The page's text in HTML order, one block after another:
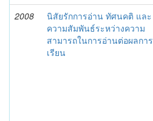
2008
นิสัยรักการอ่าน ทัศนคติ และ
ความสัมพันธ์ระหว่างความ
สามารถในการอ่านต่อผลการ
เรียน